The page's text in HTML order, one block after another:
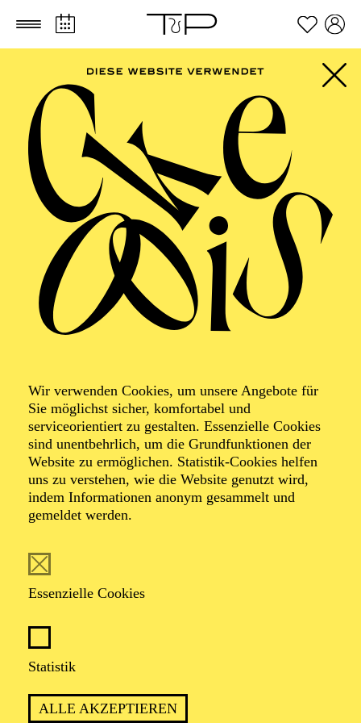
Zum Hauptinhalt springen Zum Footer springen
Wir verwenden Cookies, um unsere Angebote für
Sie möglichst sicher, komfortabel und
serviceorientiert zu gestalten. Essenzielle Cookies
sind unentbehrlich, um die Grundfunktionen der
Website zu ermöglichen. Statistik-Cookies helfen
uns zu verstehen, wie die Website genutzt wird,
indem Informationen anonym gesammelt und
gemeldet werden.
Essenzielle Cookies
Statistik
ALLE AKZEPTIEREN
Foto: Björn Hickmann
Prof. Klaus Thunemann und in ihrer Heimatstadt Köln